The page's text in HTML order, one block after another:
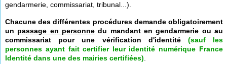
gendarmerie, commissariat, tribunal...).
Chacune des différentes procédures demande obligatoirement
un passage en personne du mandant en gendarmerie ou au
commissariat pour une vérification d'identité(sauf les
personnes ayant fait certifier leur identité numérique France
Identité dans une des mairies certifiées)